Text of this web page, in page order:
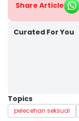
Share Article
Curated For You
Topics
pelecehan seksual